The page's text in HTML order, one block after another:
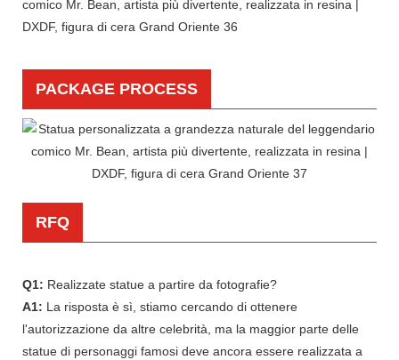
PACKAGE PROCESS
RFQ
Q1: Realizzate statue a partire da fotografie?
A1: La risposta è sì, stiamo cercando di ottenere
l'autorizzazione da altre celebrità, ma la maggior parte delle
statue di personaggi famosi deve ancora essere realizzata a